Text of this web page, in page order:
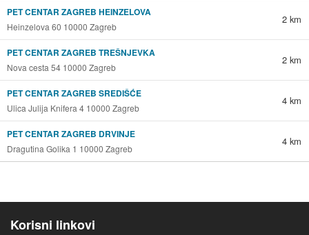
PET CENTAR ZAGREB HEINZELOVA
Heinzelova 60 10000 Zagreb
2 km
PET CENTAR ZAGREB TREŠNJEVKA
Nova cesta 54 10000 Zagreb
2 km
PET CENTAR ZAGREB SREDIŠĆE
Ulica Julija Knifera 4 10000 Zagreb
4 km
PET CENTAR ZAGREB DRVINJE
Dragutina Golika 1 10000 Zagreb
4 km
Korisni linkovi